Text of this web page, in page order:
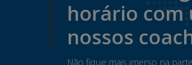
horário com
nossos
Não fique mais imerso na